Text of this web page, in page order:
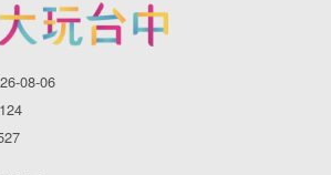
08-06